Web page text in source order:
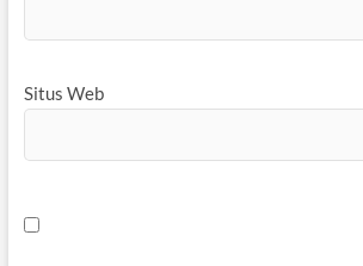
Situs Web